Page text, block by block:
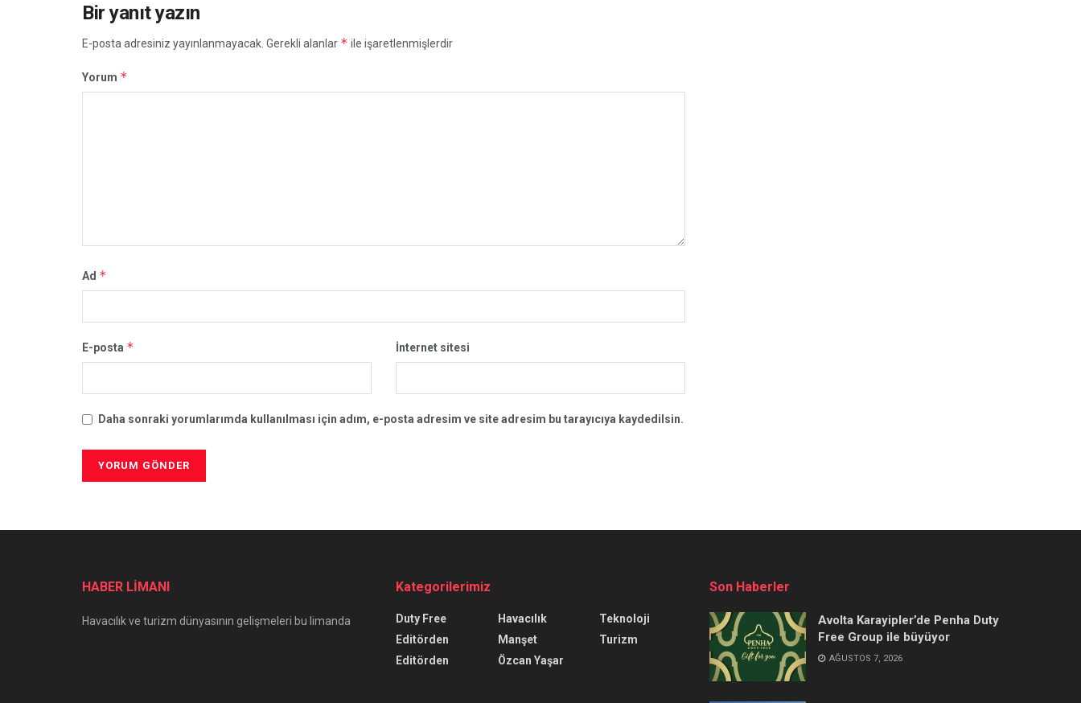
Bir yanıt yazın
E-posta adresiniz yayınlanmayacak. Gerekli alanlar * ile işaretlenmişlerdir
Yorum *
Ad *
E-posta * İnternet sitesi
Daha sonraki yorumlarımda kullanılması için adım, e-posta adresim ve site adresim bu tarayıcıya kaydedilsin.
HABER LİMANI
Havacılık ve turizm dünyasının gelişmeleri bu limanda
Kategorilerimiz
Duty Free
Editörden
Editörden
Havacılık
Manşet
Özcan Yaşar
Teknoloji
Turizm
Son Haberler
Avolta Karayipler’de Penha Duty
Free Group ile büyüyor
AĞUSTOS 7, 2026